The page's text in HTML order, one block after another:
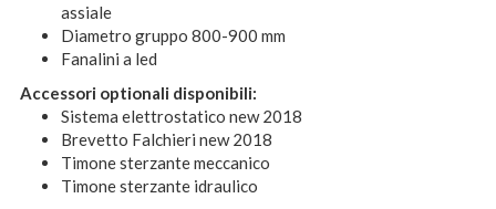
assiale
Diametro gruppo 800-900 mm
Fanalini a led
Accessori optionali disponibili:
Sistema elettrostatico new 2018
Brevetto Falchieri new 2018
Timone sterzante meccanico
Timone sterzante idraulico